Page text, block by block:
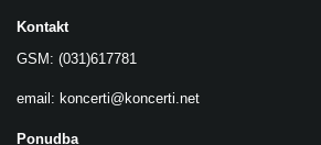
Kontakt
GSM: (031)617781
email: koncerti@koncerti.net
Ponudba